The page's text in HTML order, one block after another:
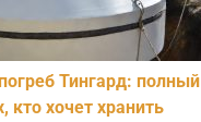
Тингард: полный
кто хочет хранить